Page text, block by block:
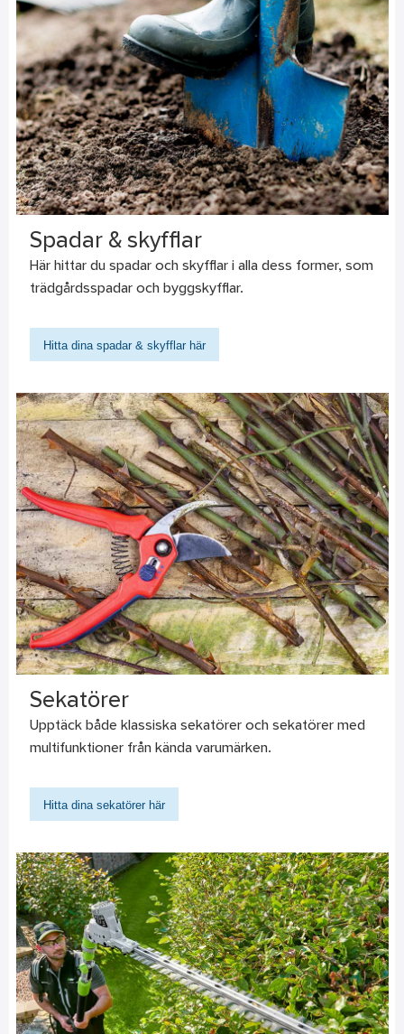
Spadar & skyfflar
Här hittar du spadar och skyfflar i alla dess former, som
trädgårdsspadar och byggskyfflar.
Hitta dina spadar & skyfflar här
Sekatörer
Upptäck både klassiska sekatörer och sekatörer med
multifunktioner från kända varumärken.
Hitta dina sekatörer här